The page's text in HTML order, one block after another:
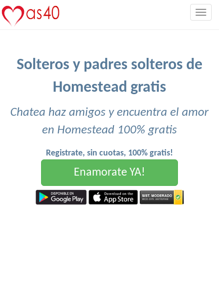
Solteros y padres solteros de
Homestead gratis
Chatea haz amigos y encuentra el amor
en Homestead 100% gratis
Registrate, sin cuotas, 100% gratis!
Enamorate YA!